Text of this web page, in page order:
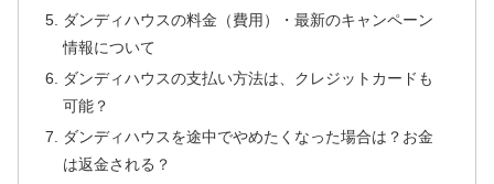
ダンディハウスの料金（費用）・最新のキャンペーン
情報について
ダンディハウスの支払い方法は、クレジットカードも
可能？
ダンディハウスを途中でやめたくなった場合は？お金
は返金される？